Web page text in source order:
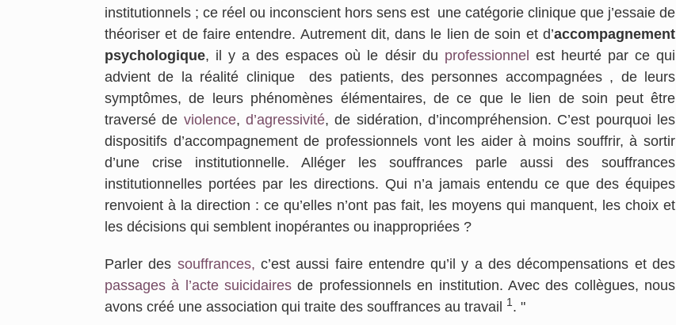
institutionnels ; ce réel ou inconscient hors sens est une catégorie clinique que j’essaie de
théoriser et de faire entendre. Autrement dit, dans le lien de soin et d’accompagnement
psychologique, il y a des espaces où le désir du professionnel est heurté par ce qui
advient de la réalité clinique des patients, des personnes accompagnées , de leurs
symptômes, de leurs phénomènes élémentaires, de ce que le lien de soin peut être
traversé de violence,d’agressivité, de sidération, d’incompréhension. C’est pourquoi les
dispositifs d’accompagnement de professionnels vont les aider à moins souffrir, à sortir
d’une crise institutionnelle. Alléger les souffrances parle aussi des souffrances
institutionnelles portées par les directions. Qui n’a jamais entendu ce que des équipes
renvoient à la direction : ce qu’elles n’ont pas fait, les moyens qui manquent, les choix et
les décisions qui semblent inopérantes ou inappropriées ?
Parler des souffrances, c’est aussi faire entendre qu’il y a des décompensations et des
passages à l’acte suicidaires de professionnels en institution. Avec des collègues, nous
avons créé une association qui traite des souffrances au travail
1. "